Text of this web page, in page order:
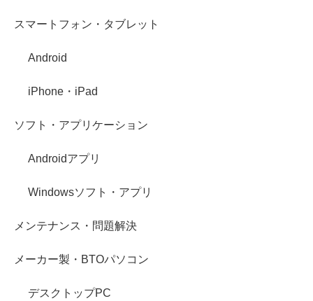
スマートフォン・タブレット
Android
iPhone・iPad
ソフト・アプリケーション
Androidアプリ
Windowsソフト・アプリ
メンテナンス・問題解決
メーカー製・BTOパソコン
デスクトップPC